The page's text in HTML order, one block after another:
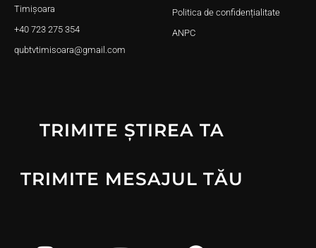
Timișoara
+40 723 275 354
qubtvtimisoara@gmail.com
Politica de confidențialitate
ANPC
TRIMITE ȘTIREA TA
TRIMITE MESAJUL TĂU